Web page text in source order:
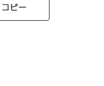
コピー